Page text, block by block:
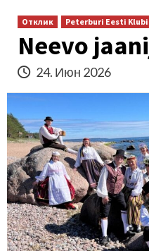
Отклик Peterburi Eesti Klubi
Neevo
24. Июн 2026